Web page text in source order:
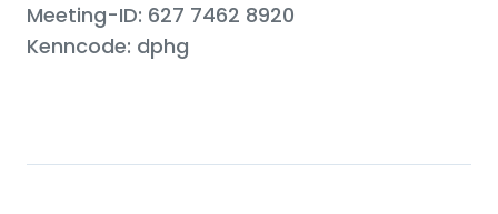
Meeting-ID: 627 7462 8920
Kenncode: dphg